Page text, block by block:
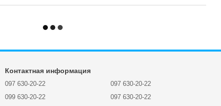
Контактная информация
097 630-20-22
099 630-20-22
097 630-20-22
097 630-20-22